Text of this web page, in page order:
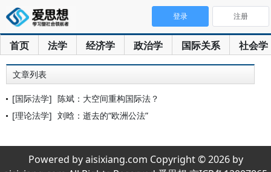
首页 法学 经济学 政治学 国际关系 社会学
登录 注册
文章列表
[国际法学] 陈斌：大空间重构国际法？
[理论法学] 刘晗：逝去的“欧洲公法”
Powered by aisixiang.com Copyright © 2026 by